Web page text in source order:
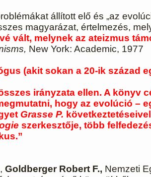
állított elő és „az
magyarázat, értelmezés,
vált, melynek az ateizmus
New York: Academic, 1977
(akit sokan a 20-ik század
irányzata ellen. A könyv
hogy az evolúció –
Grasse P.
szerkesztője, több
Goldberger Robert F., Nemzeti